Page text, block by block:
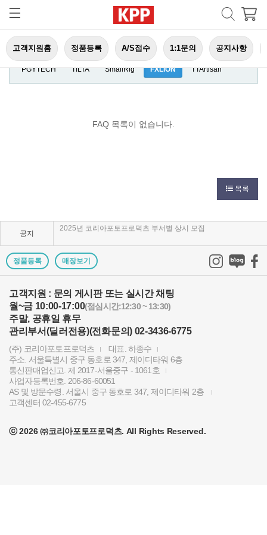
고객지원홈 정품등록 A/S접수 1:1문의 공지사항
전체 Leofoto HOYA H&Y VILTROX Tokina
PGYTECH TILTA SmallRig FXLION TTArtisan
FAQ 목록이 없습니다.
목록
공지
2025년 코리아포토프로덕츠 부서별 상시 모집
쇼룸오픈기념 방문자 추첨 이벤트 당첨자 발표
제1회 티티아티산 사진공모전 결과발표
KPP 쇼룸 오픈! 다양한 제품을 체험하고 구매하세요..
2024 레오포토 부산 세미나 경품추첨 당첨자 발표
빌트록스 모델 촬영회 (9/23) 후기이벤트 당첨자 발..
빌트록스 75mm E 마운트 펌웨어 업데이트 안내
KPP 창립 12주년 기념 스페셜리스트 포상 진행
정품등록 매장보기
고객지원 : 문의 게시판 또는 실시간 채팅
월~금 10:00-17:00(점심시간:12:30 ~ 13:30)
주말, 공휴일 휴무
관리부서(딜러전용)(전화문의) 02-3436-6775
(주) 코리아포토프로덕츠
대표. 하종수
주소. 서울특별시 중구 동호로 347, 제이디타워 6층
통신판매업신고. 제 2017-서울중구 - 1061호
사업자등록번호. 206-86-60051
AS 및 방문수령. 서울시 중구 동호로 347, 제이디타워 2층
고객센터 02-455-6775
ⓒ 2026 ㈜코리아포토프로덕츠. All Rights Reserved.